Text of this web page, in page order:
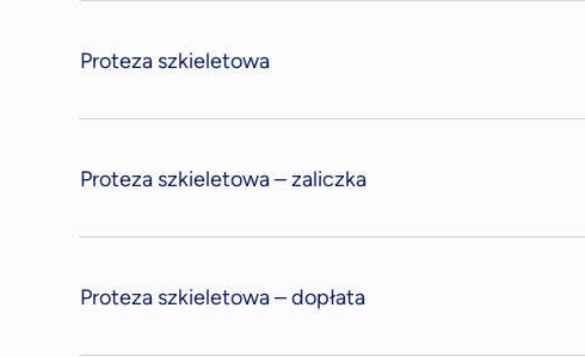
Proteza szkieletowa
Proteza szkieletowa – zaliczka
Proteza szkieletowa – dopłata